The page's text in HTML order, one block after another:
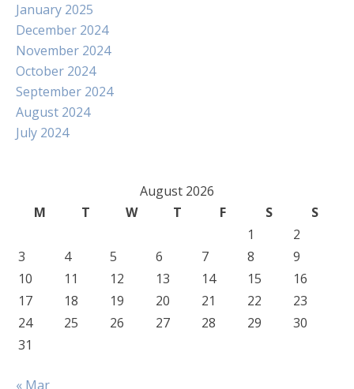
January 2025
December 2024
November 2024
October 2024
September 2024
August 2024
July 2024
August 2026
M
T W T F S
S
1
2
3
4 5 6 7 8
9
10
11 12 13 14 15
16
17
18 19 20 21 22
23
24
25 26 27 28 29
30
31
« Mar